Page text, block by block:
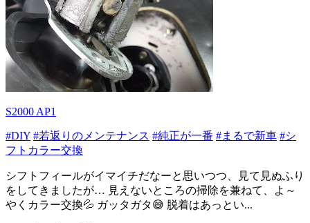
S2000 AP1
#DIY #若返りのメンテナンス #純正が一番 #まるで新車 #シ
フトカラー交換
シフトフィールがイマイチだなーと思いつつ、見て見ぬふり
をしてきましたが… 見えないところの掃除を兼ねて、よ～
やくカラー交換💦 ガッタガタ😅 脱着はあっとい...